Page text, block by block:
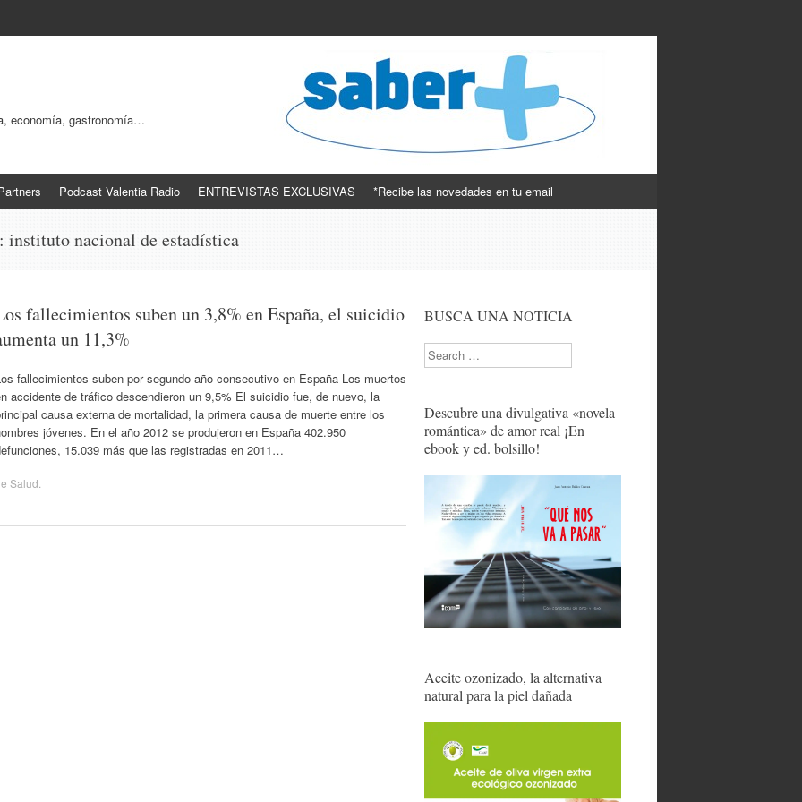
economía, gastronomía…
Podcast Valentia Radio ENTREVISTAS EXCLUSIVAS *Recibe las novedades en tu email
instituto nacional de estadística
fallecimientos suben un 3,8% en España, el suicidio
un 11,3%
fallecimientos suben por segundo año consecutivo en España Los muertos
accidente de tráfico descendieron un 9,5% El suicidio fue, de nuevo, la
causa externa de mortalidad, la primera causa de muerte entre los
jóvenes. En el año 2012 se produjeron en España 402.950
15.039 más que las registradas en 2011…
Salud
BUSCA UNA NOTICIA
Search
Descubre una divulgativa «novela
romántica» de amor real ¡En
ebook y ed. bolsillo!
Aceite ozonizado, la alternativa
natural para la piel dañada